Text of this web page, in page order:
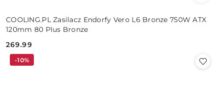
COOLING.PL Zasilacz Endorfy Vero L6 Bronze 750W ATX
120mm 80 Plus Bronze
Cena:
269.99
-10%